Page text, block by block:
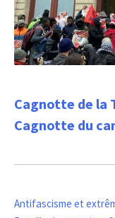
Cagnotte de la
Cagnotte du
Antifascisme et